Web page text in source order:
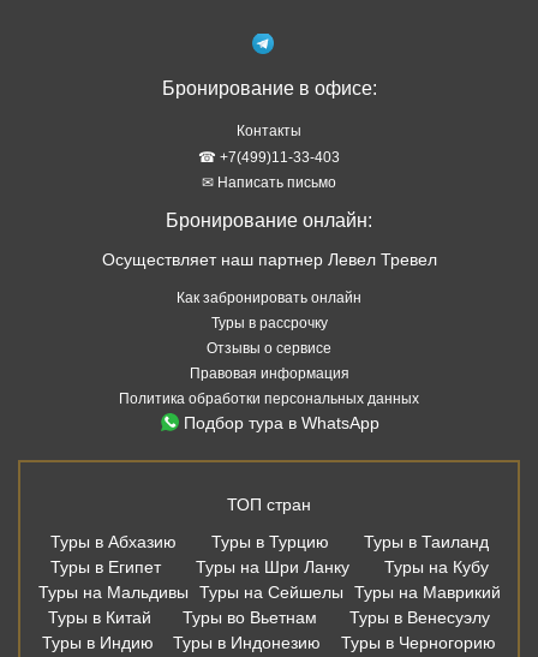
Бронирование в офисе:
Контакты
☎ +7(499)11-33-403
✉ Написать письмо
Бронирование онлайн:
Осуществляет наш партнер Левел Тревел
Как забронировать онлайн
Туры в рассрочку
Отзывы о сервисе
Правовая информация
Политика обработки персональных данных
Подбор тура в WhatsApp
ТОП стран
Туры в Абхазию
Туры в Турцию
Туры в Таиланд
Туры в Египет
Туры на Шри Ланку
Туры на Кубу
Туры на Мальдивы
Туры на Сейшелы
Туры на Маврикий
Туры в Китай
Туры во Вьетнам
Туры в Венесуэлу
Туры в Индию
Туры в Индонезию
Туры в Черногорию